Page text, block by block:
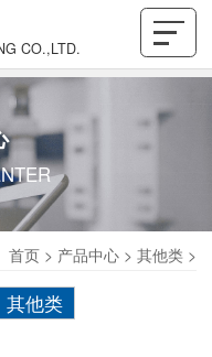
CO.,LTD.
首页 > 产品中心 > 其他类 >
其他类